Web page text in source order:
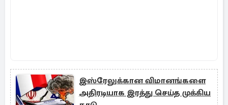
இஸ்ரேலுக்கான விமானங்களை
அதிரடியாக இரத்து செய்த முக்கிய